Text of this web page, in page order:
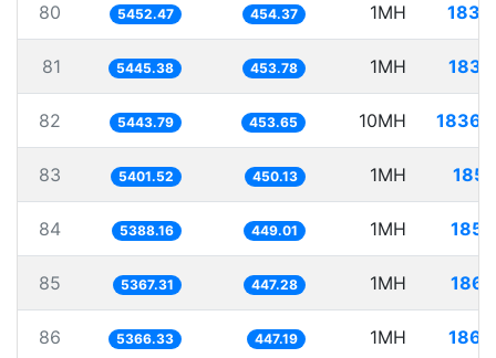
80 5452.47 454.37 1MH
81 5445.38 453.78 1MH
82 5443.79 453.65 10MH
83 5401.52 450.13 1MH
84 5388.16 449.01 1MH
85 5367.31 447.28 1MH
86 5366.33 447.19 1MH